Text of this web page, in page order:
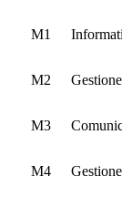
M1
M2
M3
M4